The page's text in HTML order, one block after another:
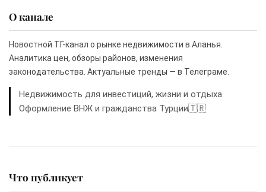
О канале
Новостной ТГ-канал о рынке недвижимости в Аланья.
Аналитика цен, обзоры районов, изменения
законодательства. Актуальные тренды — в Телеграме.
Недвижимость для инвестиций, жизни и отдыха.
Оформление ВНЖ и гражданства Турции🇹🇷
Что публикует